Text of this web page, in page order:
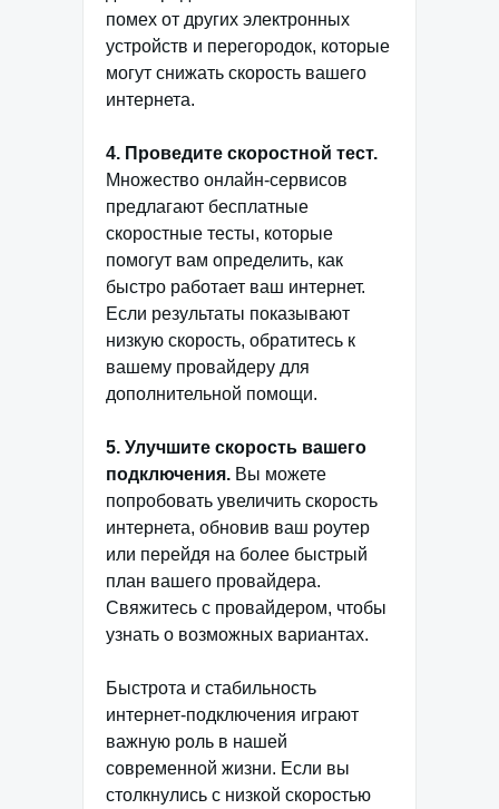
помех от других электронных
устройств и перегородок, которые
могут снижать скорость вашего
интернета.
4. Проведите скоростной тест.
Множество онлайн-сервисов
предлагают бесплатные
скоростные тесты, которые
помогут вам определить, как
быстро работает ваш интернет.
Если результаты показывают
низкую скорость, обратитесь к
вашему провайдеру для
дополнительной помощи.
5. Улучшите скорость вашего
подключения. Вы можете
попробовать увеличить скорость
интернета, обновив ваш роутер
или перейдя на более быстрый
план вашего провайдера.
Свяжитесь с провайдером, чтобы
узнать о возможных вариантах.
Быстрота и стабильность
интернет-подключения играют
важную роль в нашей
современной жизни. Если вы
столкнулись с низкой скоростью